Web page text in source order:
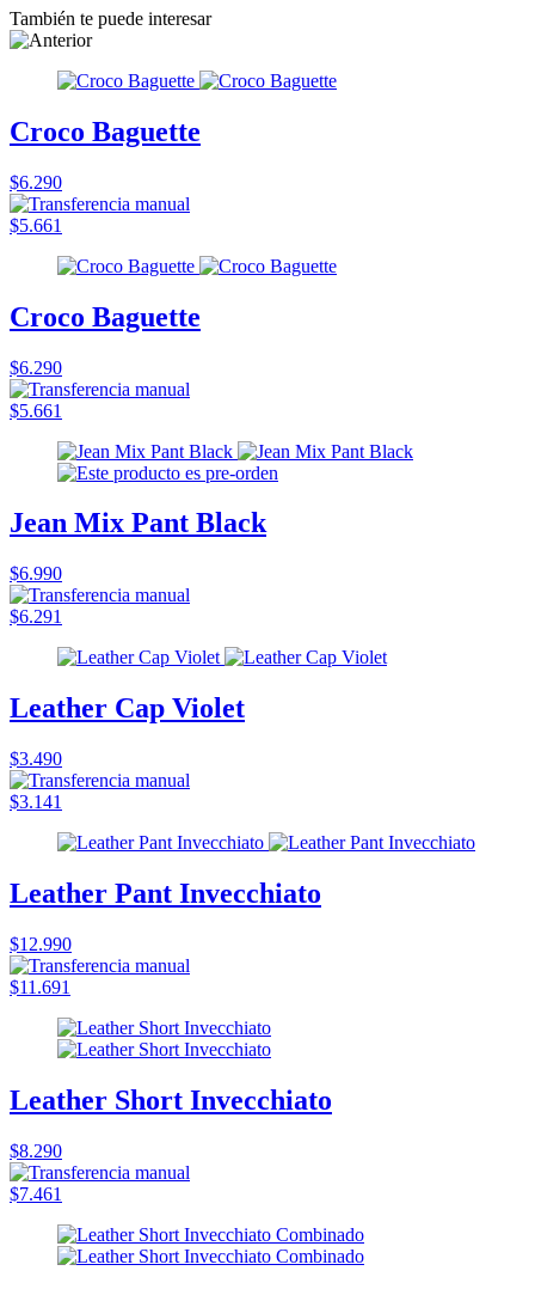
También te puede interesar
Croco Baguette
$6.290
$5.661
Croco Baguette
$6.290
$5.661
Jean Mix Pant Black
$6.990
$6.291
Leather Cap Violet
$3.490
$3.141
Leather Pant Invecchiato
$12.990
$11.691
Leather Short Invecchiato
$8.290
$7.461